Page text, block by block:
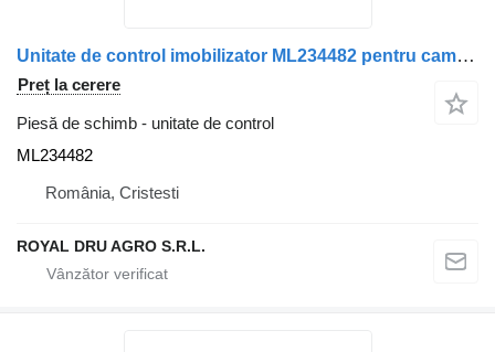
Unitate de control imobilizator ML234482 pentru camion Mitsubishi
Preț la cerere
Piesă de schimb - unitate de control
ML234482
România, Cristesti
ROYAL DRU AGRO S.R.L.